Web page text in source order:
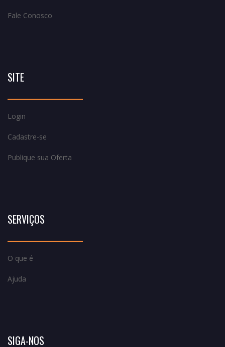
Fale Conosco
SITE
Login
Cadastre-se
Publique sua Oferta
SERVIÇOS
O que é
Ajuda
SIGA-NOS